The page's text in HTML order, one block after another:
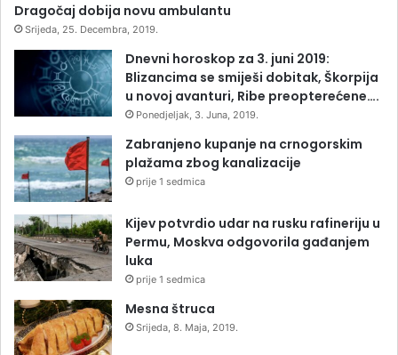
Dragočaj dobija novu ambulantu
Srijeda, 25. Decembra, 2019.
Dnevni horoskop za 3. juni 2019:
Blizancima se smiješi dobitak, Škorpija
u novoj avanturi, Ribe preopterećene….
Ponedjeljak, 3. Juna, 2019.
Zabranjeno kupanje na crnogorskim
plažama zbog kanalizacije
prije 1 sedmica
Kijev potvrdio udar na rusku rafineriju u
Permu, Moskva odgovorila gađanjem
luka
prije 1 sedmica
Mesna štruca
Srijeda, 8. Maja, 2019.